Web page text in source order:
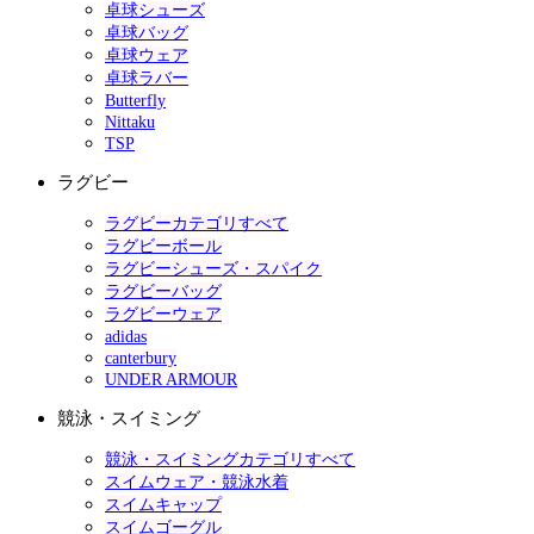
卓球シューズ
卓球バッグ
卓球ウェア
卓球ラバー
Butterfly
Nittaku
TSP
ラグビー
ラグビーカテゴリすべて
ラグビーボール
ラグビーシューズ・スパイク
ラグビーバッグ
ラグビーウェア
adidas
canterbury
UNDER ARMOUR
競泳・スイミング
競泳・スイミングカテゴリすべて
スイムウェア・競泳水着
スイムキャップ
スイムゴーグル